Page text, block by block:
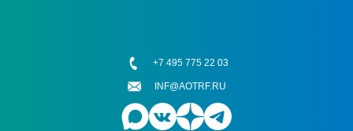
+7 495 775 22 03
INF@AOTRF.RU